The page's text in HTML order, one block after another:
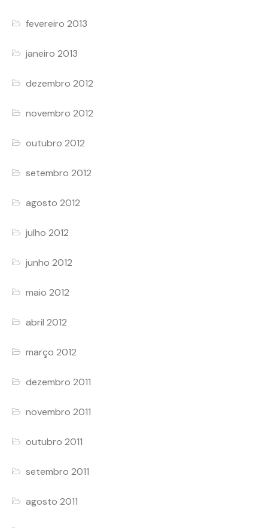
fevereiro 2013
janeiro 2013
dezembro 2012
novembro 2012
outubro 2012
setembro 2012
agosto 2012
julho 2012
junho 2012
maio 2012
abril 2012
março 2012
dezembro 2011
novembro 2011
outubro 2011
setembro 2011
agosto 2011